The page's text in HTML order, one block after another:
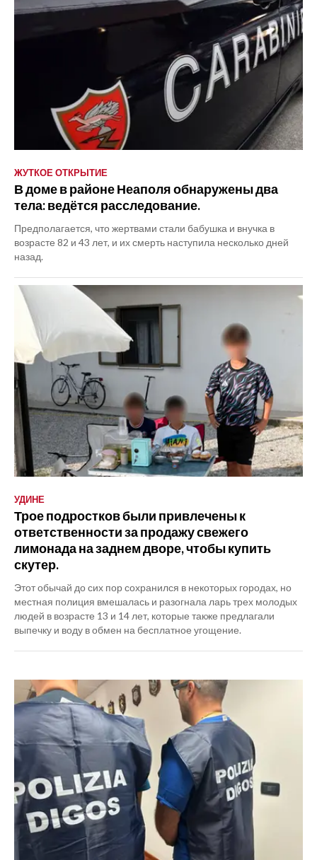
ЖУТКОЕ ОТКРЫТИЕ
В доме в районе Неаполя обнаружены два
тела: ведётся расследование.
Предполагается, что жертвами стали бабушка и внучка в
возрасте 82 и 43 лет, и их смерть наступила несколько дней
назад.
УДИНЕ
Трое подростков были привлечены к
ответственности за продажу свежего
лимонада на заднем дворе, чтобы купить
скутер.
Этот обычай до сих пор сохранился в некоторых городах, но
местная полиция вмешалась и разогнала ларь трех молодых
людей в возрасте 13 и 14 лет, которые также предлагали
выпечку и воду в обмен на бесплатное угощение.